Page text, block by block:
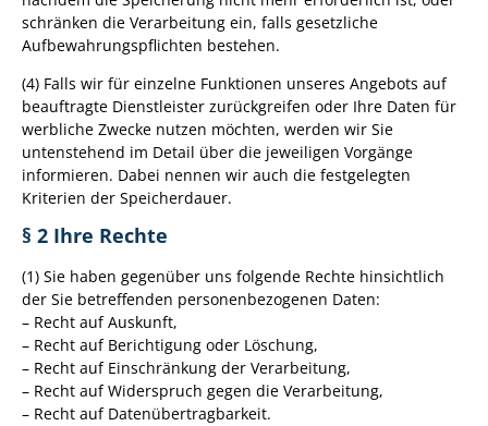
schränken die Verarbeitung ein, falls gesetzliche
Aufbewahrungspflichten bestehen.
(4) Falls wir für einzelne Funktionen unseres Angebots auf
beauftragte Dienstleister zurückgreifen oder Ihre Daten für
werbliche Zwecke nutzen möchten, werden wir Sie
untenstehend im Detail über die jeweiligen Vorgänge
informieren. Dabei nennen wir auch die festgelegten
Kriterien der Speicherdauer.
§ 2 Ihre Rechte
(1) Sie haben gegenüber uns folgende Rechte hinsichtlich
der Sie betreffenden personenbezogenen Daten:
– Recht auf Auskunft,
– Recht auf Berichtigung oder Löschung,
– Recht auf Einschränkung der Verarbeitung,
– Recht auf Widerspruch gegen die Verarbeitung,
– Recht auf Datenübertragbarkeit.